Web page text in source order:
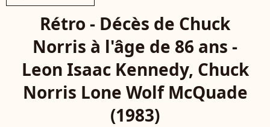
Rétro - Décès de Chuck
Norris à l'âge de 86 ans -
Leon Isaac Kennedy, Chuck
Norris Lone Wolf McQuade
(1983)